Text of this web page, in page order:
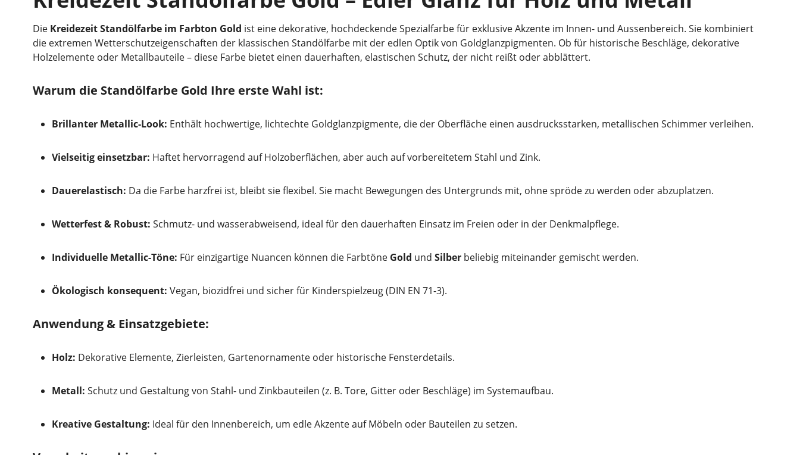
Die Kreidezeit Standölfarbe im Farbton Gold ist eine dekorative, hochdeckende Spezialfarbe für exklusive Akzente im Innen- und Aussenbereich. Sie kombiniert
die extremen Wetterschutzeigenschaften der klassischen Standölfarbe mit der edlen Optik von Goldglanzpigmenten. Ob für historische Beschläge, dekorative
Holzelemente oder Metallbauteile – diese Farbe bietet einen dauerhaften, elastischen Schutz, der nicht reißt oder abblättert.
Warum die Standölfarbe Gold Ihre erste Wahl ist:
Brillanter Metallic-Look: Enthält hochwertige, lichtechte Goldglanzpigmente, die der Oberfläche einen ausdrucksstarken, metallischen Schimmer verleihen.
Vielseitig einsetzbar: Haftet hervorragend auf Holzoberflächen, aber auch auf vorbereitetem Stahl und Zink.
Dauerelastisch: Da die Farbe harzfrei ist, bleibt sie flexibel. Sie macht Bewegungen des Untergrunds mit, ohne spröde zu werden oder abzuplatzen.
Wetterfest & Robust: Schmutz- und wasserabweisend, ideal für den dauerhaften Einsatz im Freien oder in der Denkmalpflege.
Individuelle Metallic-Töne: Für einzigartige Nuancen können die Farbtöne Gold und Silber beliebig miteinander gemischt werden.
Ökologisch konsequent: Vegan, biozidfrei und sicher für Kinderspielzeug (DIN EN 71-3).
Anwendung & Einsatzgebiete:
Holz: Dekorative Elemente, Zierleisten, Gartenornamente oder historische Fensterdetails.
Metall: Schutz und Gestaltung von Stahl- und Zinkbauteilen (z. B. Tore, Gitter oder Beschläge) im Systemaufbau.
Kreative Gestaltung: Ideal für den Innenbereich, um edle Akzente auf Möbeln oder Bauteilen zu setzen.